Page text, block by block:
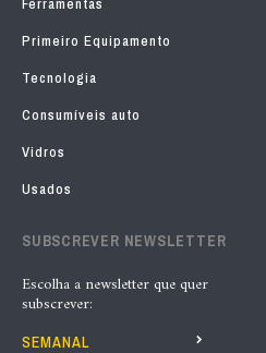
Primeiro Equipamento
Tecnologia
Consumíveis auto
Vidros
Usados
SUBSCREVER NEWSLETTER
Escolha a newsletter que quer
subscrever:
SEMANAL